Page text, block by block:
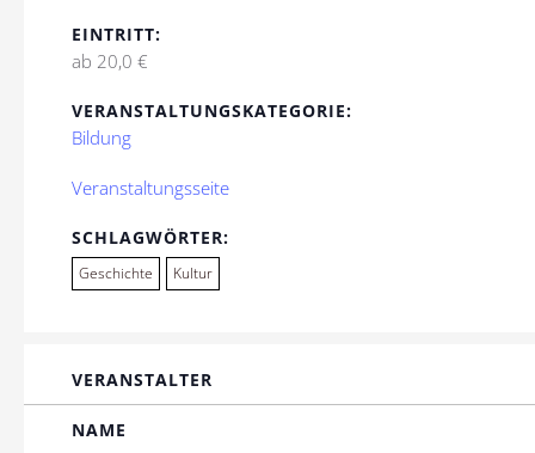
EINTRITT:
ab 20,0 €
VERANSTALTUNGSKATEGORIE:
Bildung
Veranstaltungsseite
SCHLAGWÖRTER:
Geschichte Kultur
VERANSTALTER
NAME